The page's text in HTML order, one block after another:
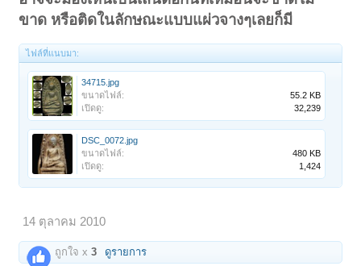
ขาด หรือติดในลักษณะแบบแผ่วจางๆเลยก็มี
ไฟล์ที่แนบมา:
34715.jpg
ขนาดไฟล์:
55.2 KB
เปิดดู:
32,239
DSC_0072.jpg
ขนาดไฟล์:
480 KB
เปิดดู:
1,424
14 ตุลาคม 2010
ถูกใจ x3 ดูรายการ